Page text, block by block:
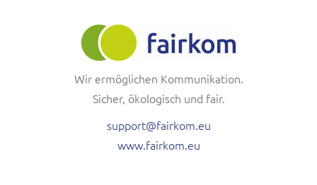
Wir ermöglichen Kommunikation.
Sicher, ökologisch und fair.
support@fairkom.eu
www.fairkom.eu